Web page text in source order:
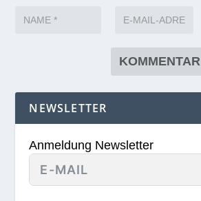
NEWSLETTER
Anmeldung Newsletter